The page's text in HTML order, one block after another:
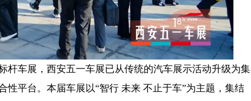
杆车展，西安五一车展已从传统的汽车展示活动升级为集
平台。本届车展以“智行 未来 不止于车”为主题，集结